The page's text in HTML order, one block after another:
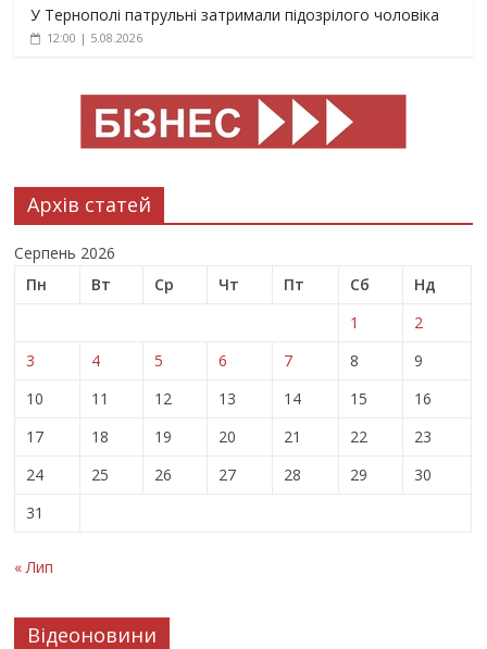
У Тернополі патрульні затримали підозрілого чоловіка
12:00 | 5.08.2026
Архів статей
Серпень 2026
Пн
Вт Ср Чт Пт Сб
Нд
1
2
3
4 5 6 7 8
9
10
11 12 13 14 15
16
17
18 19 20 21 22
23
24
25 26 27 28 29
30
31
« Лип
Відеоновини